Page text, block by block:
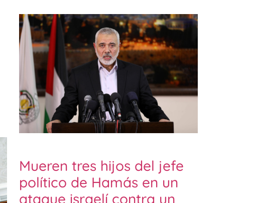
Mueren tres hijos del jefe
político de Hamás en un
ataque israelí contra un